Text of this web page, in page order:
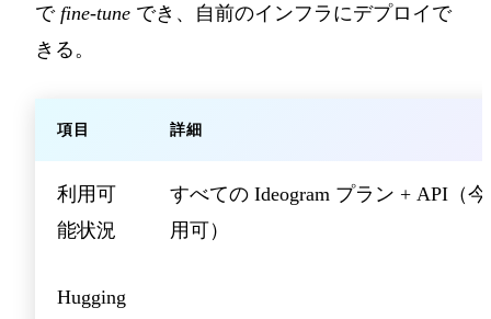
で fine-tune でき、自前のインフラにデプロイで
きる。
項目 詳細
利用可
能状況
すべての Ideogram プラン + API（
用可）
Hugging